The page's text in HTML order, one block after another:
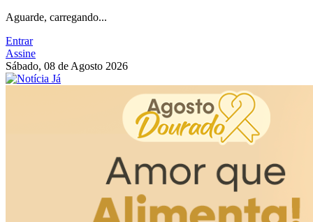
Aguarde, carregando...
Entrar
Assine
Sábado, 08 de Agosto 2026